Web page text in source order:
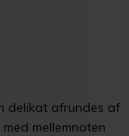
delikat afrundes af
mellemnoten